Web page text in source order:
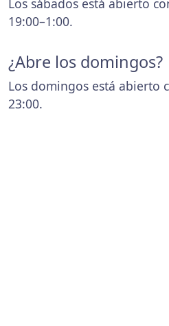
19:00–1:00.
¿Abre los domingos?
Los domingos está abierto
23:00.